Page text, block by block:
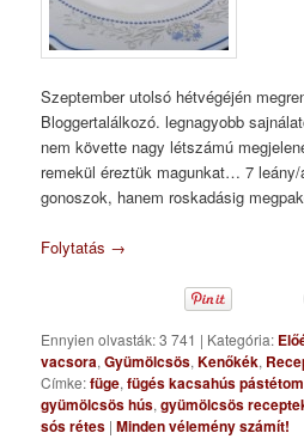
Szeptember utolsó hétvégéjén
Bloggertalálkozó. legnagyobb
nem követte nagy létszámú
remekül éreztük magunkat… 7
gonoszok, hanem roskadásig
Folytatás →
Ennyien olvasták: 3 741 | Kategória:
vacsora,Gyümölcsös,Kenőkék,
Címke:füge,fügés kacsahús pástétom
gyümölcsös hús,gyümölcsös
sós rétes |Minden vélemény számít!